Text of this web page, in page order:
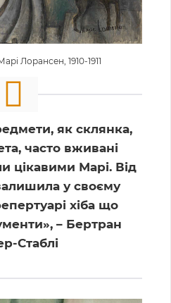
Лорансен, 1910-1911
як склянка,
часто вживані
цікавими Марі. Від
у своєму
хіба що
– Бертран
Стаблі